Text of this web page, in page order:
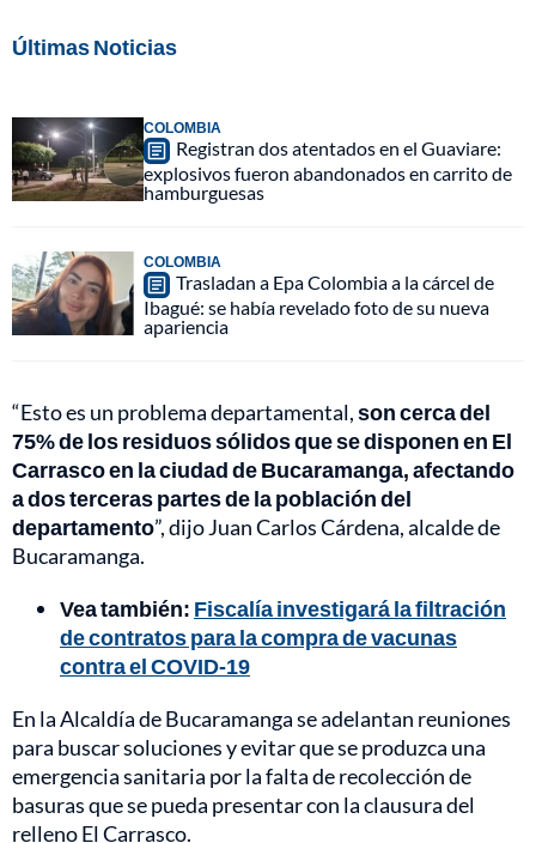
Últimas Noticias
COLOMBIA
Registran dos atentados en el Guaviare:
explosivos fueron abandonados en carrito de
hamburguesas
COLOMBIA
Trasladan a Epa Colombia a la cárcel de
Ibagué: se había revelado foto de su nueva
apariencia
“Esto es un problema departamental,son cerca del
75% de los residuos sólidos que se disponen en El
Carrasco en la ciudad de Bucaramanga, afectando
a dos terceras partes de la población del
departamento”, dijo Juan Carlos Cárdena, alcalde de
Bucaramanga.
Vea también: Fiscalía investigará la filtración
de contratos para la compra de vacunas
contra el COVID-19
En la Alcaldía de Bucaramanga se adelantan reuniones
para buscar soluciones y evitar que se produzca una
emergencia sanitaria por la falta de recolección de
basuras que se pueda presentar con la clausura del
relleno El Carrasco.